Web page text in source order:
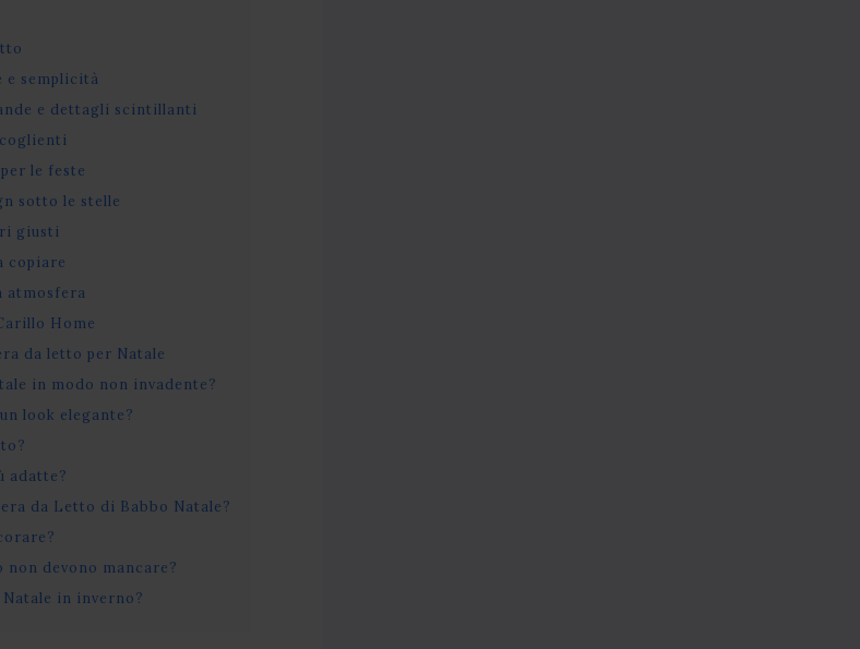
e semplicità
e dettagli scintillanti
le feste
sotto le stelle
giusti
copiare
atmosfera
Home
da letto per Natale
in modo non invadente?
look elegante?
adatte?
da Letto di Babbo Natale?
devono mancare?
in inverno?